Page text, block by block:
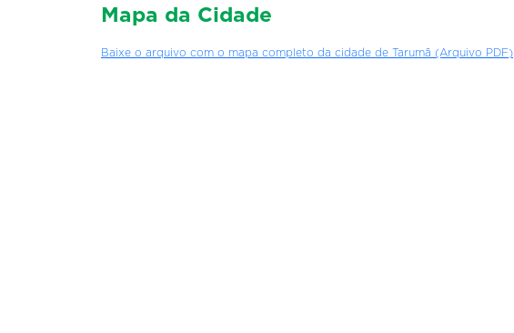
Mapa da Cidade
Baixe o arquivo com o mapa completo da cidade de Tarumã (Arquivo PDF)